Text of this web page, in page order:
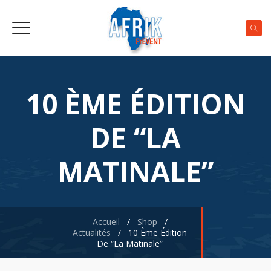
10 ÈME ÉDITION
DE “LA
MATINALE”
Accueil / Shop /
Actualités /
10 Ème Édition
De “la Matinale”